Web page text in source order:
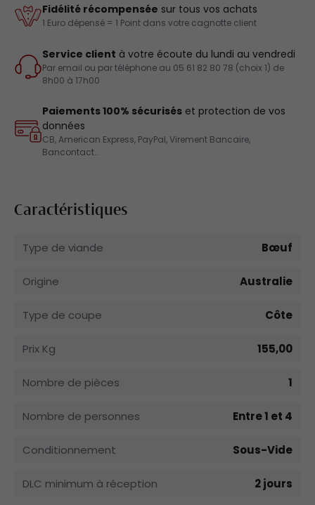
Fidélité récompensée sur tous vos achats
1 Euro dépensé = 1 Point dans votre cagnotte client
Service client à votre écoute du lundi au vendredi
Par email ou par téléphone au 05 61 82 80 78 (choix 1) de
8h00 à 17h00
Paiements 100% sécurisés et protection de vos
données
CB, American Express, PayPal, Virement Bancaire,
Bancontact…
Caractéristiques
Type de viande Bœuf
Origine Australie
Type de coupe Côte
Prix Kg 155,00
Nombre de pièces 1
Nombre de personnes Entre 1 et 4
Conditionnement Sous-Vide
DLC minimum à réception 2 jours